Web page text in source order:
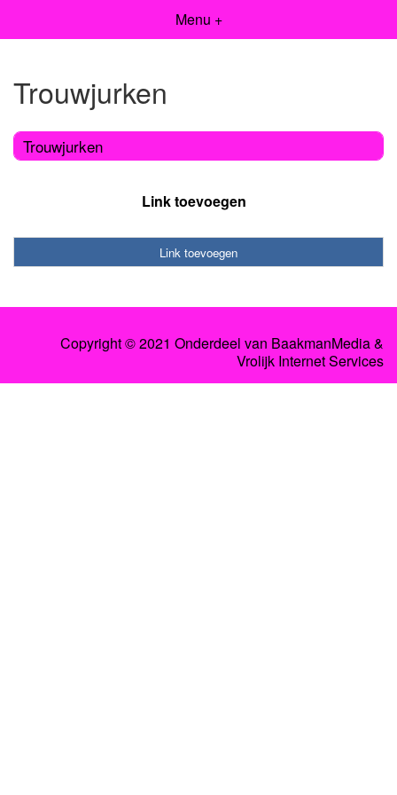
Menu +
Trouwjurken
Trouwjurken
Link toevoegen
Link toevoegen
Copyright © 2021 Onderdeel van BaakmanMedia&
Vrolijk Internet Services